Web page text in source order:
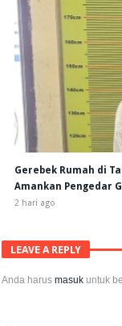
Gerebek Rumah di
Amankan Pengedar
2 hari ago
LEAVE A REPLY
Anda harusmasuk untuk